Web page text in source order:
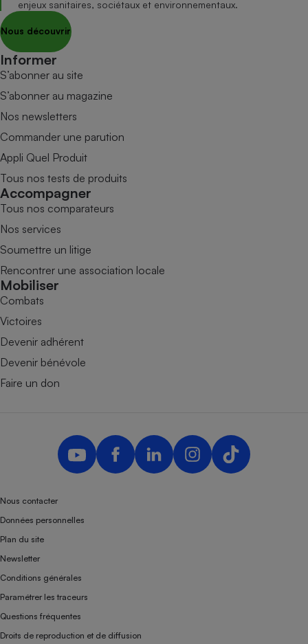
enjeux sanitaires, sociétaux et environnementaux.
Nous découvrir
Informer
S’abonner au site
S’abonner au magazine
Nos newsletters
Commander une parution
Appli Quel Produit
Tous nos tests de produits
Accompagner
Tous nos comparateurs
Nos services
Soumettre un litige
Rencontrer une association locale
Mobiliser
Combats
Victoires
Devenir adhérent
Devenir bénévole
Faire un don
Nous contacter
Données personnelles
Plan du site
Newsletter
Conditions générales
Paramétrer les traceurs
Questions fréquentes
Droits de reproduction et de diffusion